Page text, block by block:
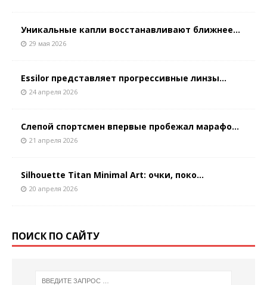
Уникальные капли восстанавливают ближнее...
29 мая 2026
Essilor представляет прогрессивные линзы...
24 апреля 2026
Слепой спортсмен впервые пробежал марафо...
21 апреля 2026
Silhouette Titan Minimal Art: очки, поко...
20 апреля 2026
ПОИСК ПО САЙТУ